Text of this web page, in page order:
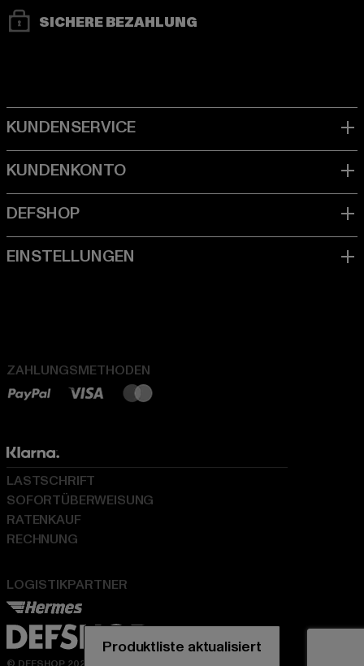
SICHERE BEZAHLUNG
ZAHLUNGSMETHODEN
LOGISTIKPARTNER
LASTSCHRIFT
SOFORTÜBERWEISUNG
RATENKAUF
RECHNUNG